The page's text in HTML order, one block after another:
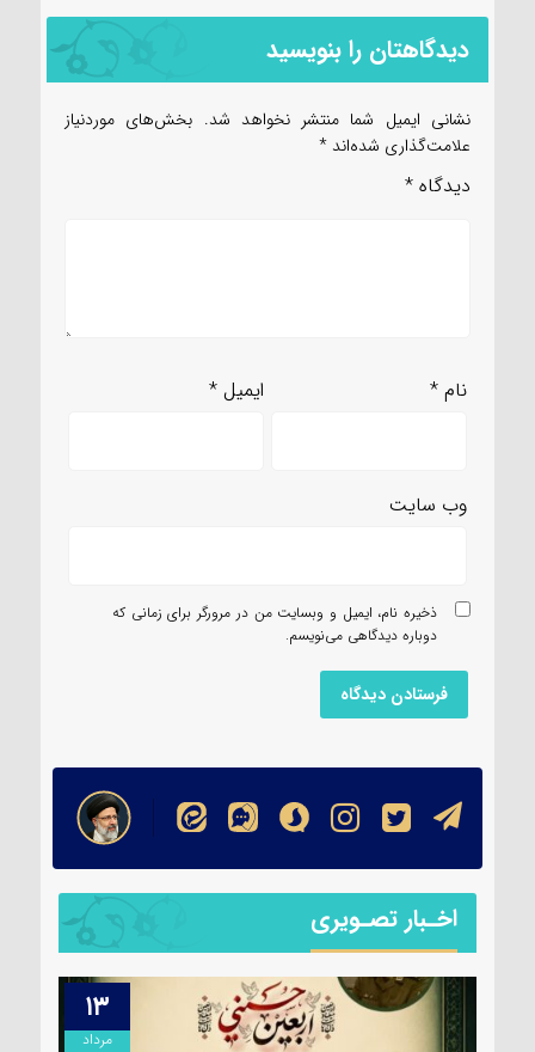
دیدگاهتان را بنویسید
نشانی ایمیل شما منتشر نخواهد شد. بخش‌های موردنیاز
علامت‌گذاری شده‌اند *
دیدگاه *
نام* ایمیل*
وب‌ سایت
ذخیره نام، ایمیل و وبسایت من در مرورگر برای زمانی که
دوباره دیدگاهی می‌نویسم.
اخـبار تصـویری
۱۳
مرداد